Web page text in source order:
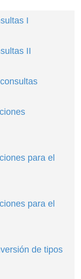
I
II
para el
para el
de tipos